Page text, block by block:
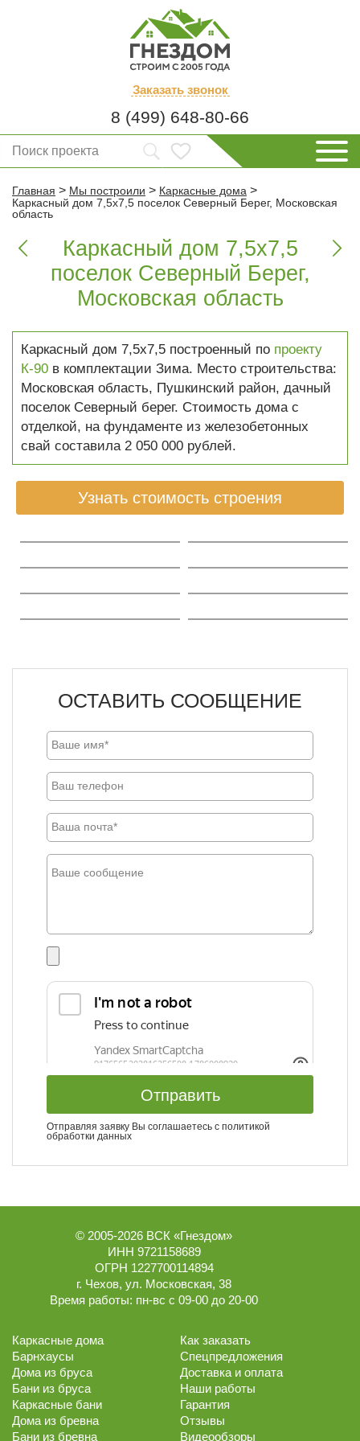
Заказать звонок
8 (499) 648-80-66
Главная > Мы построили > Каркасные дома >
Каркасный дом 7,5х7,5 поселок Северный Берег, Московская
область

Каркасный дом 7,5х7,5
поселок Северный Берег,
Московская область

Каркасный дом 7,5х7,5 построенный по проекту
К-90 в комплектации Зима. Место строительства:
Московская область, Пушкинский район, дачный
поселок Северный берег. Стоимость дома с
отделкой, на фундаменте из железобетонных
свай составила 2 050 000 рублей.
Узнать стоимость строения
ОСТАВИТЬ СООБЩЕНИЕ
Отправить
Отправляя заявку Вы соглашаетесь с политикой
обработки данных
© 2005-2026 ВСК «Гнездом»
ИНН 9721158689
ОГРН 1227700114894
г. Чехов, ул. Московская, 38
Время работы: пн-вс с 09-00 до 20-00
Каркасные дома
Барнхаусы
Дома из бруса
Бани из бруса
Каркасные бани
Дома из бревна
Бани из бревна
Как заказать
Спецпредложения
Доставка и оплата
Наши работы
Гарантия
Отзывы
Видеообзоры